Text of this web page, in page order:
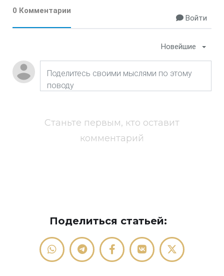
0 Комментарии
Войти
Новейшие
Станьте первым, кто оставит
комментарий
Поделиться статьей: